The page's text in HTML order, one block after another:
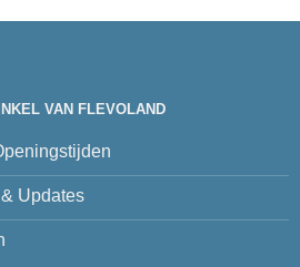
VAN FLEVOLAND
Updates